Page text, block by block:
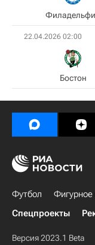
22.04.2026 02:00
Бостон
Футбол Фигурное
Спецпроекты
Версия 2023.1 Beta